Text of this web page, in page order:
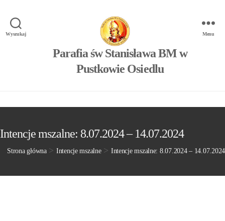
Wyszukaj
Parafia św Stanisława BM w
Pustkowie Osiedlu
Menu
Intencje mszalne: 8.07.2024 – 14.07.2024
Strona główna> Intencje mszalne> Intencje mszalne: 8.07.2024 – 14.07.2024